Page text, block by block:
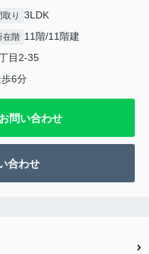
取り 3LDK
在階 11階/11階建
目2-35
歩6分
問い合わせ
合わせ